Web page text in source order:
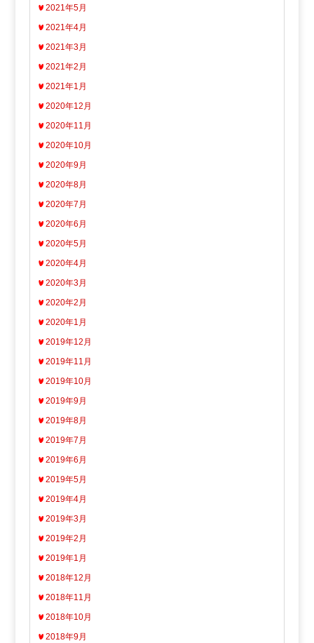
2021年5月
2021年4月
2021年3月
2021年2月
2021年1月
2020年12月
2020年11月
2020年10月
2020年9月
2020年8月
2020年7月
2020年6月
2020年5月
2020年4月
2020年3月
2020年2月
2020年1月
2019年12月
2019年11月
2019年10月
2019年9月
2019年8月
2019年7月
2019年6月
2019年5月
2019年4月
2019年3月
2019年2月
2019年1月
2018年12月
2018年11月
2018年10月
2018年9月